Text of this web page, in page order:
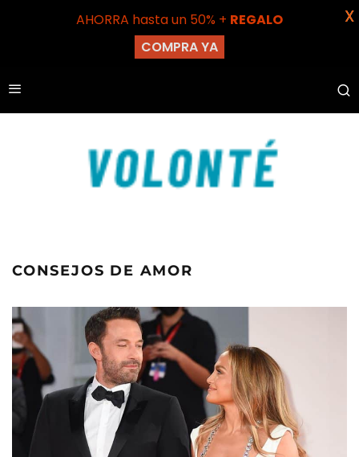
CONSEJOS DE AMOR
AHORRA hasta un 50% + REGALO
COMPRA YA
X